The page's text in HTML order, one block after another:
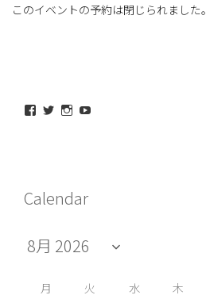
このイベントの予約は閉じられました。
maeda_kazuaki@me.com
ィ
ー
を
Facebook
示
maedakazuaki
さ
ィ
ー
を
Twitter
maede_kazuaki
ィ
ー
を
Instagram
YouTube
示
Calendar
月 火 水 木